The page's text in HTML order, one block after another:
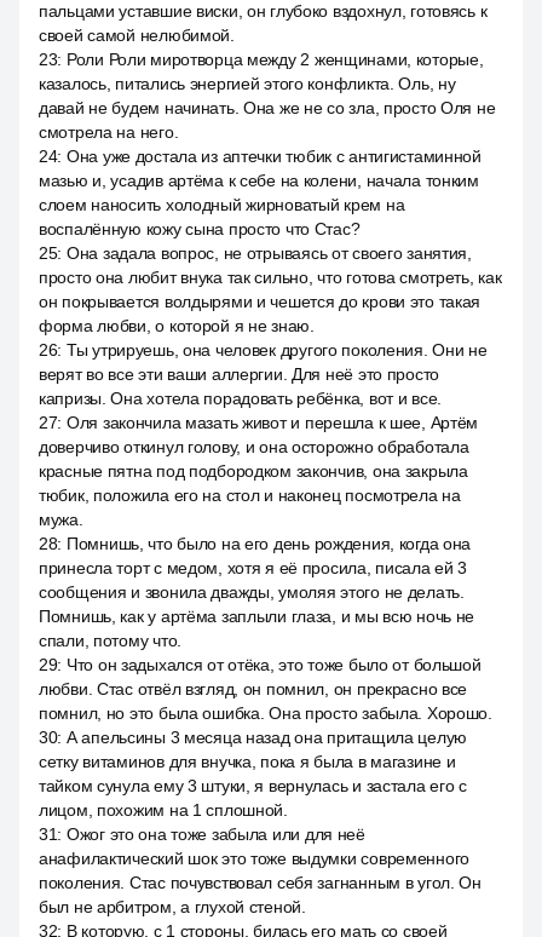
пальцами уставшие виски, он глубоко вздохнул, готовясь к
своей самой нелюбимой.
23: Роли Роли миротворца между 2 женщинами, которые,
казалось, питались энергией этого конфликта. Оль, ну
давай не будем начинать. Она же не со зла, просто Оля не
смотрела на него.
24: Она уже достала из аптечки тюбик с антигистаминной
мазью и, усадив артёма к себе на колени, начала тонким
слоем наносить холодный жирноватый крем на
воспалённую кожу сына просто что Стас?
25: Она задала вопрос, не отрываясь от своего занятия,
просто она любит внука так сильно, что готова смотреть, как
он покрывается волдырями и чешется до крови это такая
форма любви, о которой я не знаю.
26: Ты утрируешь, она человек другого поколения. Они не
верят во все эти ваши аллергии. Для неё это просто
капризы. Она хотела порадовать ребёнка, вот и все.
27: Оля закончила мазать живот и перешла к шее, Артём
доверчиво откинул голову, и она осторожно обработала
красные пятна под подбородком закончив, она закрыла
тюбик, положила его на стол и наконец посмотрела на
мужа.
28: Помнишь, что было на его день рождения, когда она
принесла торт с медом, хотя я её просила, писала ей 3
сообщения и звонила дважды, умоляя этого не делать.
Помнишь, как у артёма заплыли глаза, и мы всю ночь не
спали, потому что.
29: Что он задыхался от отёка, это тоже было от большой
любви. Стас отвёл взгляд, он помнил, он прекрасно все
помнил, но это была ошибка. Она просто забыла. Хорошо.
30: А апельсины 3 месяца назад она притащила целую
сетку витаминов для внучка, пока я была в магазине и
тайком сунула ему 3 штуки, я вернулась и застала его с
лицом, похожим на 1 сплошной.
31: Ожог это она тоже забыла или для неё
анафилактический шок это тоже выдумки современного
поколения. Стас почувствовал себя загнанным в угол. Он
был не арбитром, а глухой стеной.
32: В которую, с 1 стороны, билась его мать со своей